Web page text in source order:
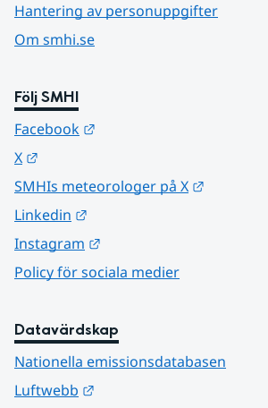
Hantering av personuppgifter
Om smhi.se
Följ SMHI
Facebook
X
SMHIs meteorologer på X
Linkedin
Instagram
Policy för sociala medier
Datavärdskap
Nationella emissionsdatabasen
Luftwebb